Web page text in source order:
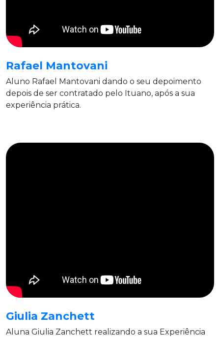
Rafael Mantovani
Aluno Rafael Mantovani dando o seu depoimento
depois de ser contratado pelo Ituano, após a sua
experiência prática.
Giulia Zanchett
Aluna Giulia Zanchett realizando a sua Experiência